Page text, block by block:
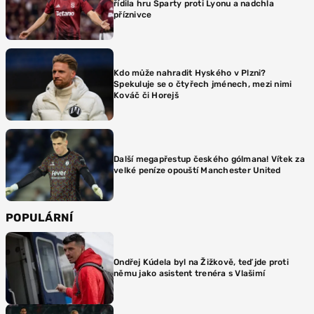
řídila hru Sparty proti Lyonu a nadchla
příznivce
Kdo může nahradit Hyského v Plzni?
Spekuluje se o čtyřech jménech, mezi nimi
Kováč či Horejš
Další megapřestup českého gólmana! Vítek za
velké peníze opouští Manchester United
POPULÁRNÍ
Ondřej Kúdela byl na Žižkově, teď jde proti
němu jako asistent trenéra s Vlašimí